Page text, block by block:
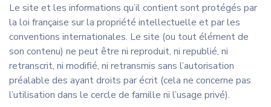
Le site et les informations qu’il contient sont protégés par
la loi française sur la propriété intellectuelle et par les
conventions internationales. Le site (ou tout élément de
son contenu) ne peut être ni reproduit, ni republié, ni
retranscrit, ni modifié, ni retransmis sans l’autorisation
préalable des ayant droits par écrit (cela ne concerne pas
l’utilisation dans le cercle de famille ni l’usage privé).